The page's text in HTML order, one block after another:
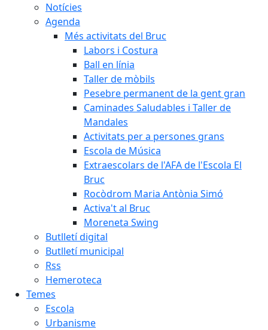
Notícies
Agenda
Més activitats del Bruc
Labors i Costura
Ball en línia
Taller de mòbils
Pesebre permanent de la gent gran
Caminades Saludables i Taller de
Mandales
Activitats per a persones grans
Escola de Música
Extraescolars de l'AFA de l'Escola El
Bruc
Rocòdrom Maria Antònia Simó
Activa't al Bruc
Moreneta Swing
Butlletí digital
Butlletí municipal
Rss
Hemeroteca
Temes
Escola
Urbanisme